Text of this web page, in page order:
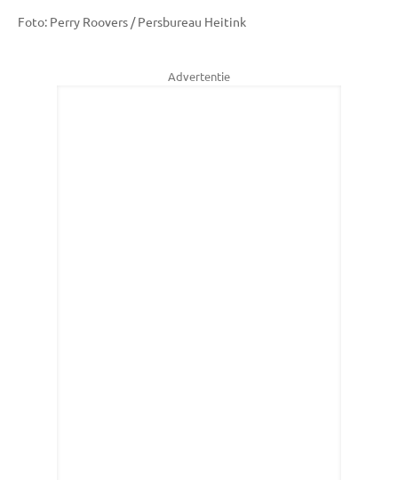
Foto: Perry Roovers / Persbureau Heitink
Advertentie